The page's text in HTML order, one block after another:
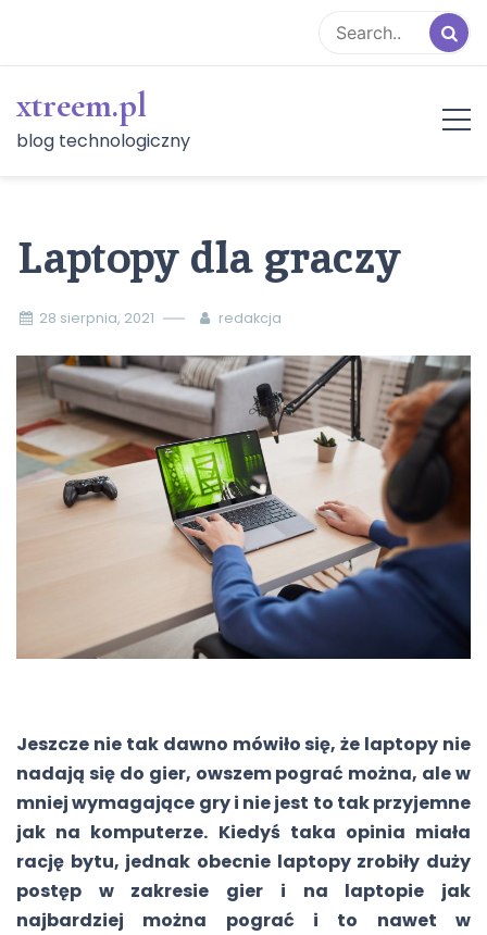
content
xtreem.pl
blog technologiczny
Laptopy dla graczy
28 sierpnia, 2021 redakcja
Jeszcze nie tak dawno mówiło się, że laptopy nie
nadają się do gier, owszem pograć można, ale w
mniej wymagające gry i nie jest to tak przyjemne
jak na komputerze. Kiedyś taka opinia miała
rację bytu, jednak obecnie laptopy zrobiły duży
postęp w zakresie gier i na laptopie jak
najbardziej można pograć i to nawet w